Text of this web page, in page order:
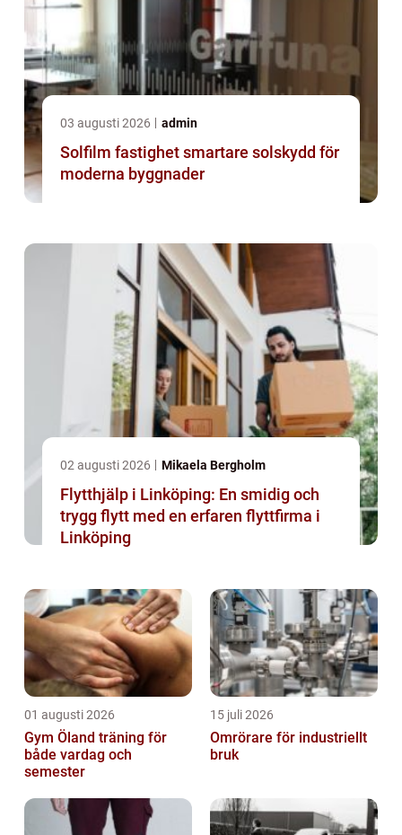
03 augusti 2026 admin
Solfilm fastighet smartare solskydd för
moderna byggnader
02 augusti 2026 Mikaela Bergholm
Flytthjälp i Linköping: En smidig och
trygg flytt med en erfaren flyttfirma i
Linköping
01 augusti 2026
Gym Öland träning för
både vardag och
semester
15 juli 2026
Omrörare för industriellt
bruk